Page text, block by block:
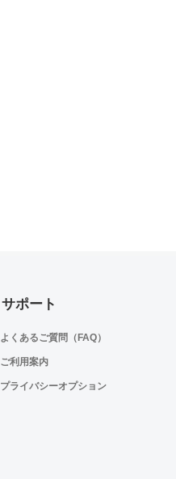
サポート
よくあるご質問（FAQ）
ご利用案内
プライバシーオプション